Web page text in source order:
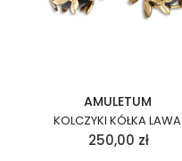
AMULETUM
KOLCZYKI KÓŁKA LAWA
250,00 zł